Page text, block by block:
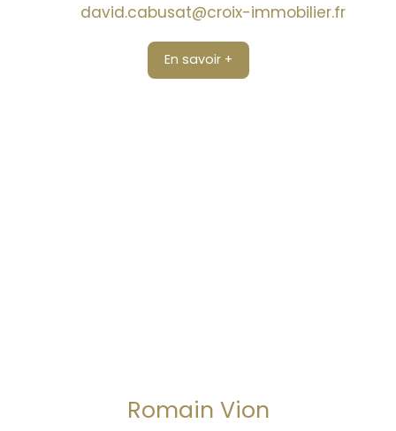
david.cabusat@croix-immobilier.fr
En savoir +
Romain Vion